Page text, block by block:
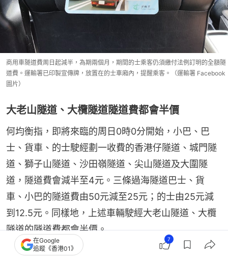
商用車隧道費周日起減半，為期兩個月，期間的士乘客仍須繳付法例訂明的全額隧
道費。運輸署已印製宣傳牌，放置在的士車廂內，提醒乘客。（運輸署 Facebook
圖片）
大老山隧道、大欖隧道隧道費都會半價
何均衡指，即將來臨的周日0時0分開始，小巴、巴
士、貨車、的士駛經劃一收費的香港仔隧道、城門隧
道、獅子山隧道、沙田嶺隧道、尖山隧道及大圍隧
道，隧道費會減半至4元。三條過海隧道巴士、貨
車、小巴的隧道費由50元減至25元；的士由25元減
到12.5元。同樣地，上述車輛駛經大老山隧道、大欖
隧道的隧道費都會半價。
在Google
追蹤《香港01》
7